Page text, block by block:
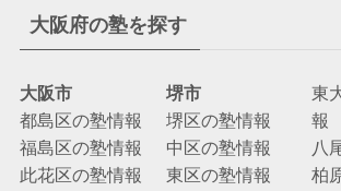
大阪府の塾を探す
大阪市
都島区の塾情報
福島区の塾情報
此花区の塾情報
堺市
堺区の塾情報
中区の塾情報
東区の塾情報
東
報
八
柏